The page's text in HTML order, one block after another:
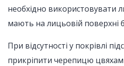
необхідно використовувати
мають на лицьовій поверхні
При відсутності у покрівлі
прикріпити черепицю